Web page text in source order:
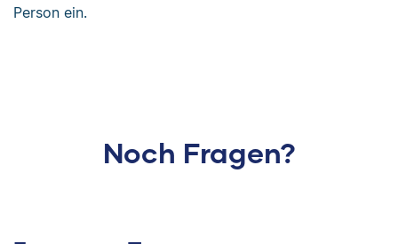
Person ein.
Noch Fragen?